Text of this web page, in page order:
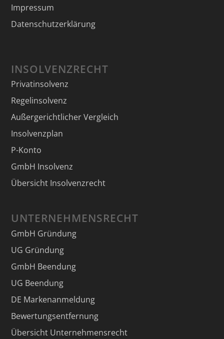
Impressum
Datenschutzerklärung
INSOLVENZRECHT
Privatinsolvenz
Regelinsolvenz
Außergerichtlicher Vergleich
Insolvenzplan
P-Konto
GmbH Insolvenz
Übersicht Insolvenzrecht
UNTERNEHMENSRECHT
GmbH Gründung
UG Gründung
GmbH Beendung
UG Beendung
DE Markenanmeldung
Bewertungsentfernung
Übersicht Unternehmensrecht